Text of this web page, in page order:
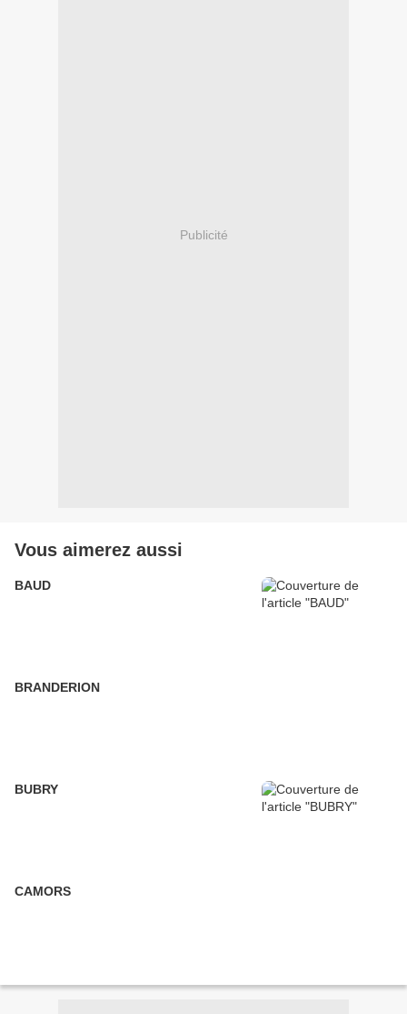
Publicité
Vous aimerez aussi
BAUD
BRANDERION
BUBRY
CAMORS